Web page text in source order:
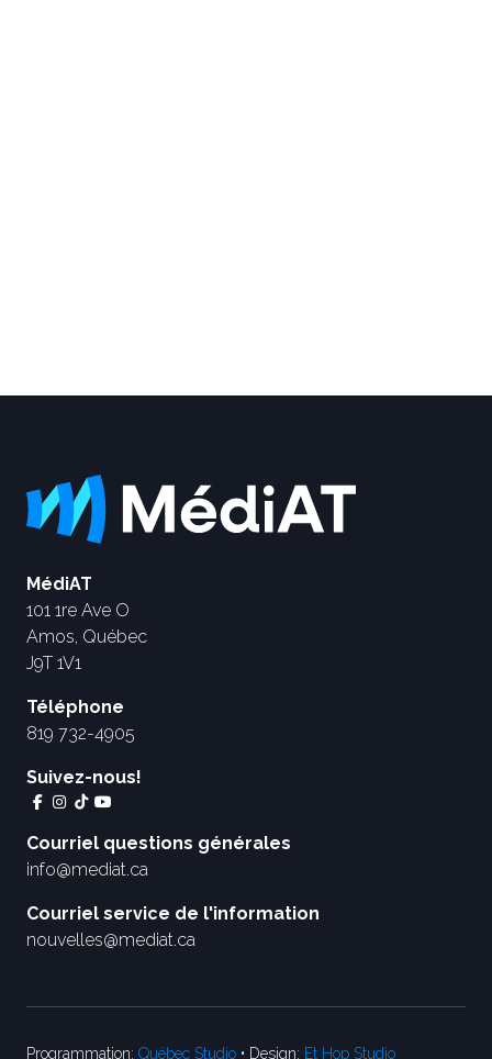
MédiAT
101 1re Ave O
Amos, Québec
J9T 1V1
Téléphone
819 732-4905
Suivez-nous!
Courriel questions générales
info@mediat.ca
Courriel service de l'information
nouvelles@mediat.ca
Programmation: Québec Studio • Design: Et Hop Studio